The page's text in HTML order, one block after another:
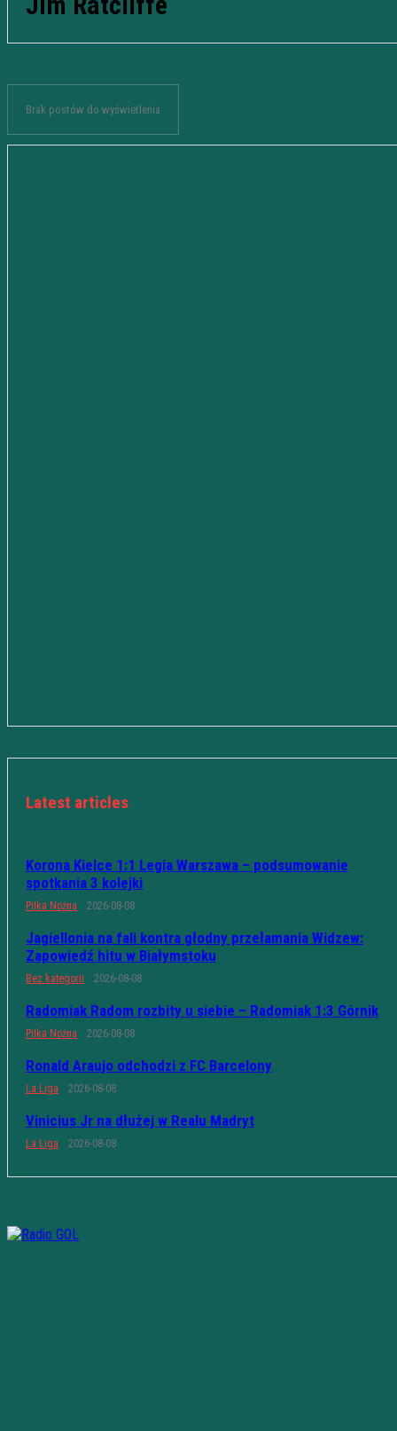
Brak postów do wyświetlenia
Latest articles
Korona Kielce 1:1 Legia Warszawa – podsumowanie
spotkania 3 kolejki
Piłka Nożna 2026-08-08
Jagiellonia na fali kontra głodny przełamania Widzew:
Zapowiedź hitu w Białymstoku
Bez kategorii 2026-08-08
Radomiak Radom rozbity u siebie – Radomiak 1:3 Górnik
Piłka Nożna 2026-08-08
Ronald Araujo odchodzi z FC Barcelony
La Liga 2026-08-08
Vinicius Jr na dłużej w Realu Madryt
La Liga 2026-08-08